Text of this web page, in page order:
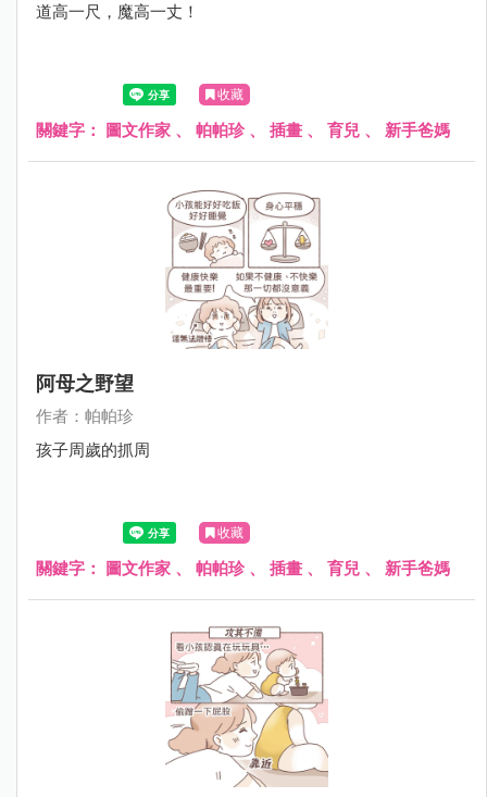
道高一尺，魔高一丈！
收藏
關鍵字： 圖文作家 、 帕帕珍、 插畫 、 育兒 、 新手爸媽
阿母之野望
作者：帕帕珍
孩子周歲的抓周
收藏
關鍵字： 圖文作家 、 帕帕珍、 插畫 、 育兒 、 新手爸媽